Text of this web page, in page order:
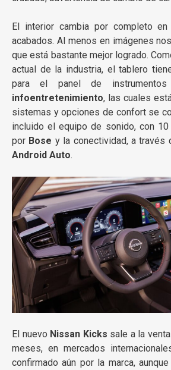
El interior cambia por completo
acabados. Al menos en imágenes
que está bastante mejor logrado.
actual de la industria, el tablero
para el panel de
infoentretenimiento, las cuales
sistemas y opciones de confort se
incluido el equipo de sonido, con
por Bose y la conectividad, a través
Android Auto.
El nuevo Nissan Kicks sale a la
meses, en mercados
confirmado aún por la marca,